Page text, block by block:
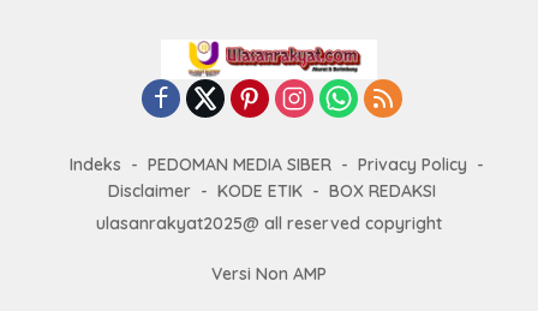
Indeks PEDOMAN MEDIA SIBER
Privacy Policy
Disclaimer
KODE ETIK
BOX REDAKSI
ulasanrakyat2025@ all reserved copyright
Versi Non AMP